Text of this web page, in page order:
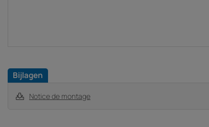
Bijlagen
Notice de montage